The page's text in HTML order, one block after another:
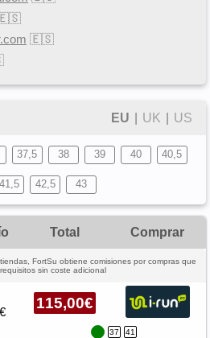
🇪🇸
EU UK US
37,5 38 39 40 40,5
41,5 42,5 43
Total Comprar
FortSu obtiene comisiones por compras que
sin coste adicional
115,00€
37 41